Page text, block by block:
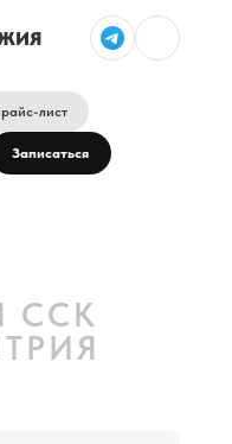
лист
Записаться
ССК